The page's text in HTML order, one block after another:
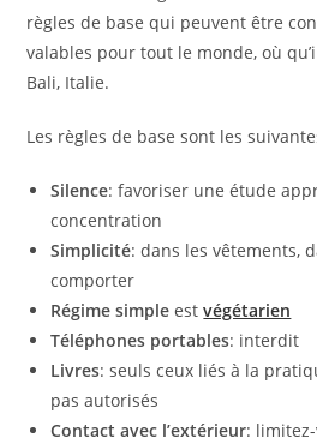
règles de base qui peuvent être
valables pour tout le monde, où
Bali, Italie.
Les règles de base sont les
Silence: favoriser une étude
concentration
Simplicité: dans les vêtements,
comporter
Régime simpleestvégétarien
Téléphones portables: interdit
Livres: seuls ceux liés à la
pas autorisés
Contact avec l’extérieur: